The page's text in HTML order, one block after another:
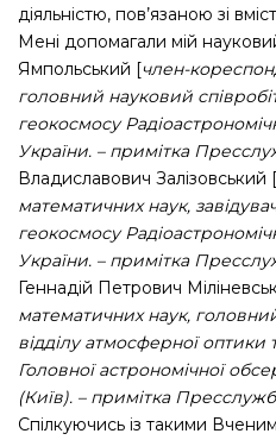
діяльністю, пов’язаною зі
Мені допомагали мій
Ямпольський [член-
головний науковий
геокосмосу
України. – примітка
Владиславович Залізовський [
математичних наук,
геокосмосу
України. – примітка
Геннадій Петрович
математичних наук,
відділу атмосферної
Головної астрономічної
(Київ). – примітка
Спілкуючись із такими